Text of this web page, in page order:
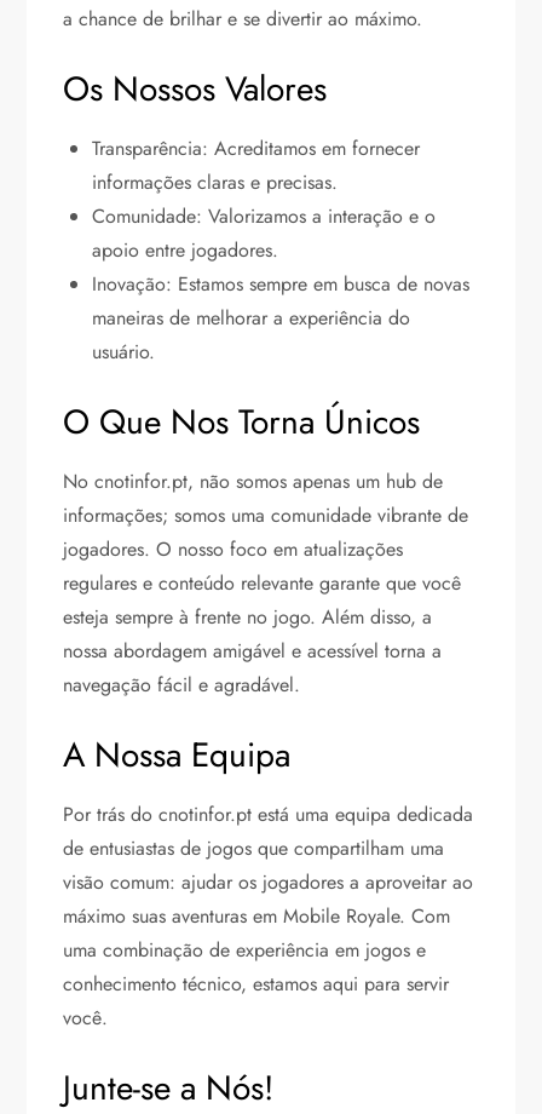
a chance de brilhar e se divertir ao máximo.
Os Nossos Valores
Transparência: Acreditamos em fornecer
informações claras e precisas.
Comunidade: Valorizamos a interação e o
apoio entre jogadores.
Inovação: Estamos sempre em busca de novas
maneiras de melhorar a experiência do
usuário.
O Que Nos Torna Únicos
No cnotinfor.pt, não somos apenas um hub de
informações; somos uma comunidade vibrante de
jogadores. O nosso foco em atualizações
regulares e conteúdo relevante garante que você
esteja sempre à frente no jogo. Além disso, a
nossa abordagem amigável e acessível torna a
navegação fácil e agradável.
A Nossa Equipa
Por trás do cnotinfor.pt está uma equipa dedicada
de entusiastas de jogos que compartilham uma
visão comum: ajudar os jogadores a aproveitar ao
máximo suas aventuras em Mobile Royale. Com
uma combinação de experiência em jogos e
conhecimento técnico, estamos aqui para servir
você.
Junte-se a Nós!